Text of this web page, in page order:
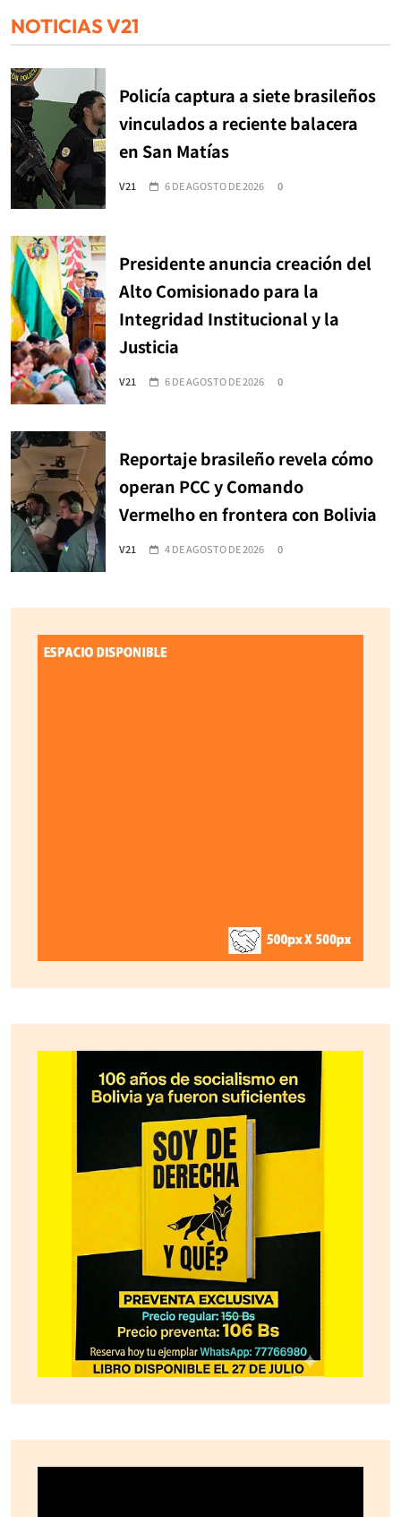
NOTICIAS V21
Policía captura a siete brasileños
vinculados a reciente balacera
en San Matías
V21 6 DE AGOSTO DE 2026 0
Presidente anuncia creación del
Alto Comisionado para la
Integridad Institucional y la
Justicia
V21 6 DE AGOSTO DE 2026 0
Reportaje brasileño revela cómo
operan PCC y Comando
Vermelho en frontera con Bolivia
V21 4 DE AGOSTO DE 2026 0